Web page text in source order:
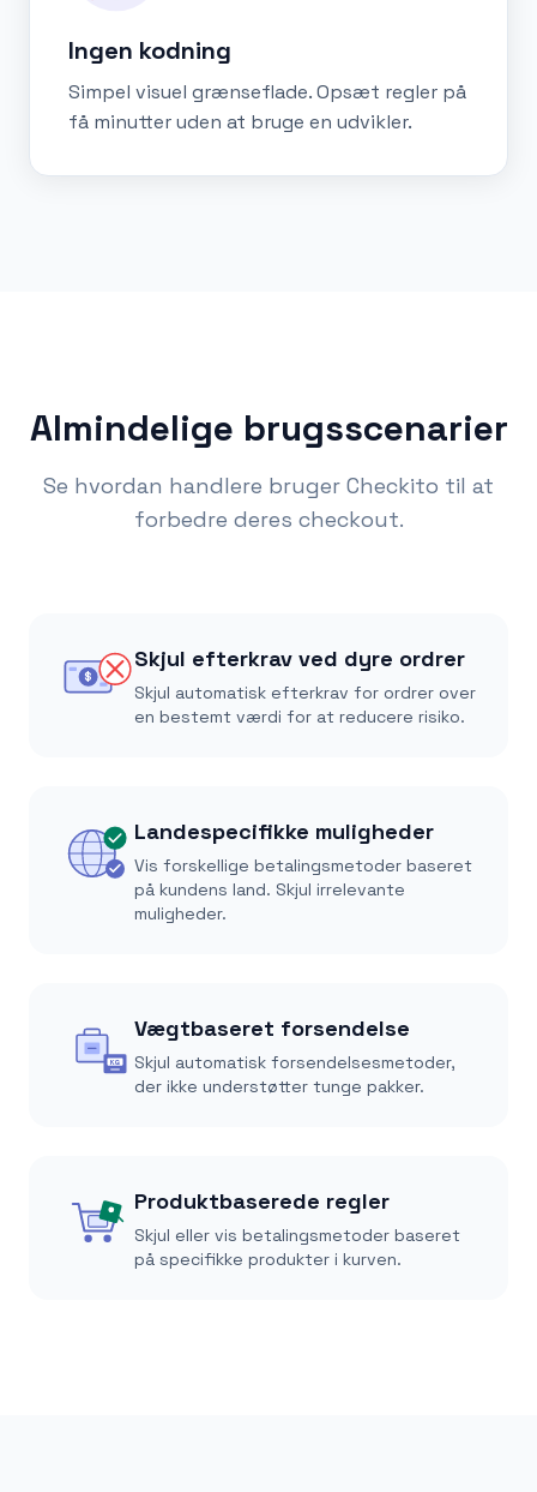
Ingen kodning
Simpel visuel grænseflade. Opsæt regler på
få minutter uden at bruge en udvikler.
Almindelige brugsscenarier
Se hvordan handlere bruger Checkito til at
forbedre deres checkout.
$
Skjul efterkrav ved dyre ordrer
Skjul automatisk efterkrav for ordrer over
en bestemt værdi for at reducere risiko.
Landespecifikke muligheder
Vis forskellige betalingsmetoder baseret
på kundens land. Skjul irrelevante
muligheder.
KG
Vægtbaseret forsendelse
Skjul automatisk forsendelsesmetoder,
der ikke understøtter tunge pakker.
Produktbaserede regler
Skjul eller vis betalingsmetoder baseret
på specifikke produkter i kurven.